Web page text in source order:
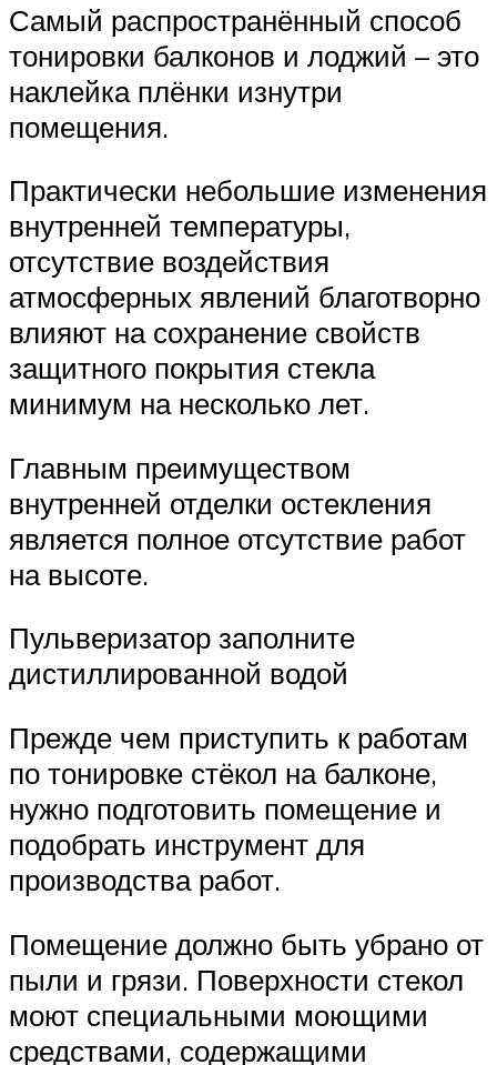
Самый распространённый способ
тонировки балконов и лоджий – это
наклейка плёнки изнутри
помещения.
Практически небольшие изменения
внутренней температуры,
отсутствие воздействия
атмосферных явлений благотворно
влияют на сохранение свойств
защитного покрытия стекла
минимум на несколько лет.
Главным преимуществом
внутренней отделки остекления
является полное отсутствие работ
на высоте.
Пульверизатор заполните
дистиллированной водой
Прежде чем приступить к работам
по тонировке стёкол на балконе,
нужно подготовить помещение и
подобрать инструмент для
производства работ.
Помещение должно быть убрано от
пыли и грязи. Поверхности стекол
моют специальными моющими
средствами, содержащими